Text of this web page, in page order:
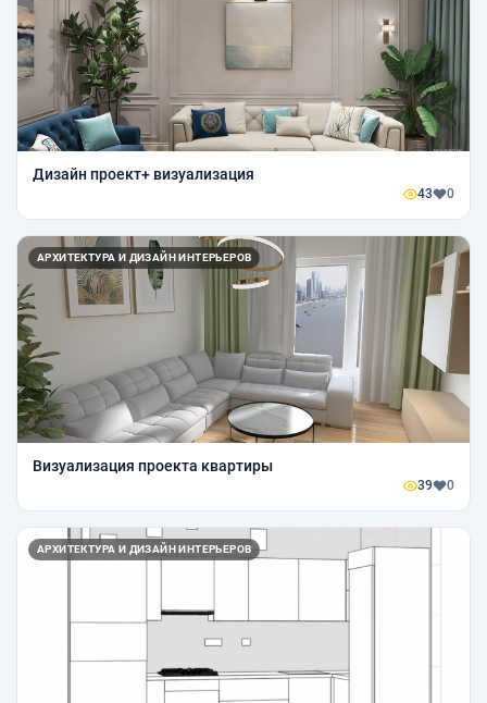
Дизайн проект+ визуализация
43 0
АРХИТЕКТУРА И ДИЗАЙН ИНТЕРЬЕРОВ
Визуализация проекта квартиры
39 0
АРХИТЕКТУРА И ДИЗАЙН ИНТЕРЬЕРОВ